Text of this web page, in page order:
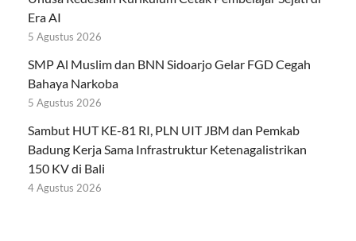
Era AI
5 Agustus 2026
SMP Al Muslim dan BNN Sidoarjo Gelar FGD Cegah
Bahaya Narkoba
5 Agustus 2026
Sambut HUT KE-81 RI, PLN UIT JBM dan Pemkab
Badung Kerja Sama Infrastruktur Ketenagalistrikan
150 KV di Bali
4 Agustus 2026